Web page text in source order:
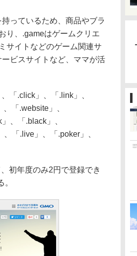
っているため、商品やブラ
り、.gameはゲームクリエ
サイトなどのゲーム関連サ
ビスサイトなど、ママが活
「.click」、「.link」、
「.website」、
、「.black」、
「.live」、「.poker」、
初年度のみ2円で登録でき